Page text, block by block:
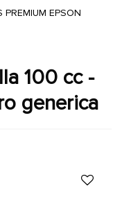
PREMIUM EPSON
generica